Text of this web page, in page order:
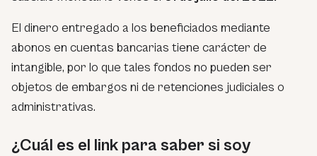
El dinero entregado a los beneficiados mediante
abonos en cuentas bancarias tiene carácter de
intangible, por lo que tales fondos no pueden ser
objetos de embargos ni de retenciones judiciales o
administrativas.
¿Cuál es el link para saber si soy